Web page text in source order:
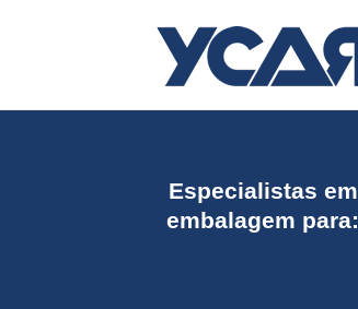
Especialistas em
embalagem para: